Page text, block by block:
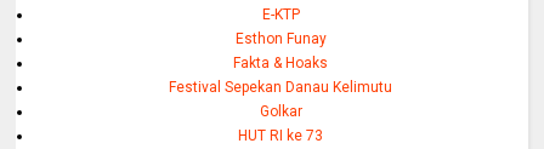
E-KTP
Esthon Funay
Fakta & Hoaks
Festival Sepekan Danau Kelimutu
Golkar
HUT RI ke 73